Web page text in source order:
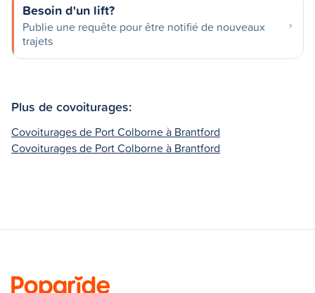
Besoin d'un lift?
Publie une requête pour être notifié de nouveaux
trajets
Plus de covoiturages:
Covoiturages de Port Colborne à Brantford
Covoiturages de Port Colborne à Brantford